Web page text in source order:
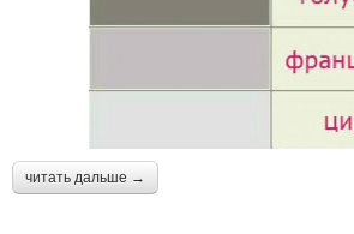
читать дальше →